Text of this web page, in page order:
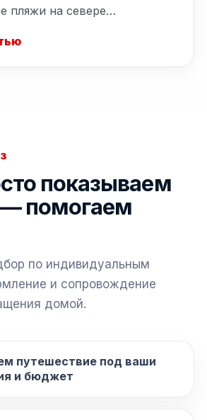
пляжи на севере…
показываем
помогаем
по индивидуальным
и сопровождение
домой.
путешествие под ваши
и бюджет